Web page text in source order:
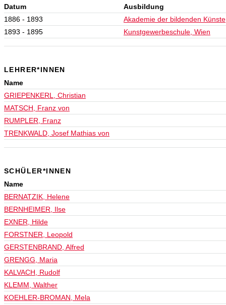
Datum
Ausbildung
1886 - 1893
Akademie der bildenden
1893 - 1895
Kunstgewerbeschule, Wien
LEHRER*INNEN
Name
GRIEPENKERL, Christian
MATSCH, Franz von
RUMPLER, Franz
TRENKWALD, Josef Mathias von
SCHÜLER*INNEN
Name
BERNATZIK, Helene
BERNHEIMER, Ilse
EXNER, Hilde
FORSTNER, Leopold
GERSTENBRAND, Alfred
GRENGG, Maria
KALVACH, Rudolf
KLEMM, Walther
KOEHLER-BROMAN, Mela